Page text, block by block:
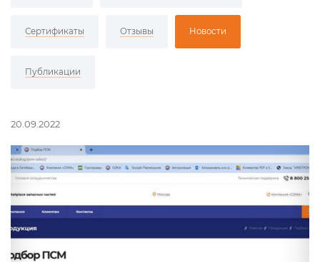
Сертификаты Отзывы Новости
Публикации
20.09.2022